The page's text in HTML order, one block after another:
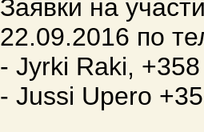
Заявки на
22.09.2016 по
- Jyrki Raki,
- Jussi Upero